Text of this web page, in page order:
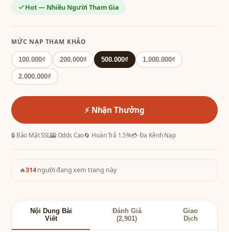
Hot — Nhiều Người Tham Gia
MỨC NẠP THAM KHẢO
100.000₫ 200.000₫ 500.000₫ 1.000.000₫
2.000.000₫
⚡ Nhận Thưởng
🔒 Bảo Mật SSL🎰 Odds Cao🔄 Hoàn Trả 1.5%💳 Đa Kênh Nạp
🔥314người đang xem trang này
Nội Dung Bài
Viết
Đánh Giá
(2,901)
Giao
Dịch